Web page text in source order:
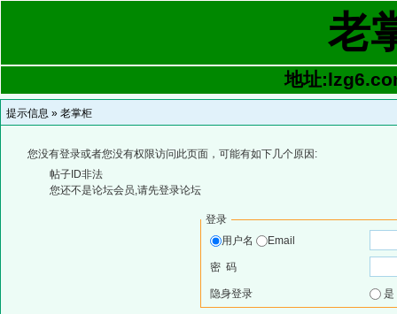
老
地址
提示信息 » 老掌柜
您没有登录或者您没有权限访问此页面，可能有如下几个原因:
帖子ID非法
您还不是论坛会员,请先登录论坛
登录
用户名
Email
密 码
隐身登录